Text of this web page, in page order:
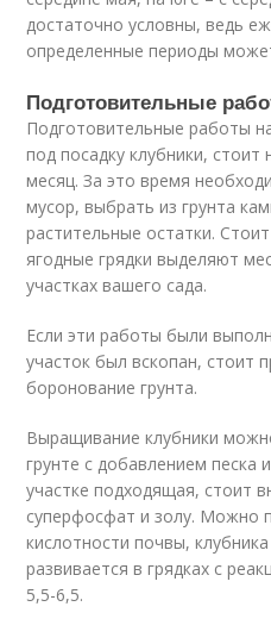
достаточно условны, ведь
определенные периоды
Подготовительные
Подготовительные работы
под посадку клубники,
месяц. За это время
мусор, выбрать из грунта
растительные остатки.
ягодные грядки выделяют
участках вашего сада.
Если эти работы были
участок был вскопан, стоит
боронование грунта.
Выращивание клубники
грунте с добавлением песка
участке подходящая, стоит
суперфосфат и золу. Можно
кислотности почвы,
развивается в грядках с
5,5-6,5.